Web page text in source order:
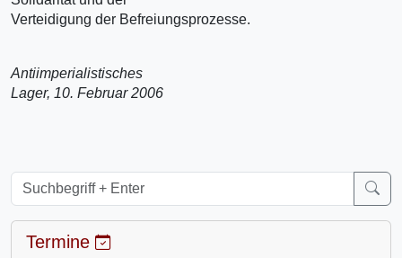
Verteidigung der Befreiungsprozesse.
Antiimperialistisches
Lager, 10. Februar 2006
Termine